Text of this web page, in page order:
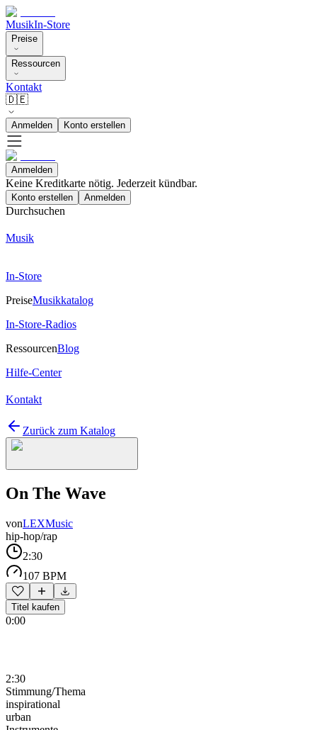
MusikIn-Store
Preise
Ressourcen
Kontakt
🇩🇪
Anmelden Konto erstellen
Anmelden
Keine Kreditkarte nötig. Jederzeit kündbar.
Konto erstellen Anmelden
Durchsuchen
Musik
In-Store
PreiseMusikkatalog
In-Store-Radios
RessourcenBlog
Hilfe-Center
Kontakt
Zurück zum Katalog
On The Wave
vonLEXMusic
hip-hop/rap
2:30
107 BPM
Titel kaufen
0:00
2:30
Stimmung/Thema
inspirational
urban